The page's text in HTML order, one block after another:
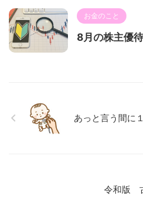
お金のこと
8月の株主優待
あっと言う間に
令和版